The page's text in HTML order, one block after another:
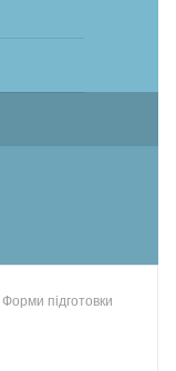
Форми підготовки